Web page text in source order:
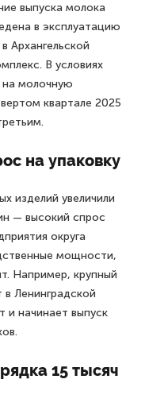
выпуска молока
в эксплуатацию
Архангельской
В условиях
на молочную
квартале 2025
на упаковку
изделий увеличили
— высокий спрос
округа
мощности,
Например, крупный
Ленинградской
и начинает выпуск
15 тысяч